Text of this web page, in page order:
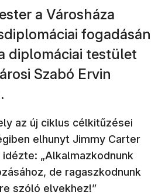
a Városháza
fogadásán
diplomáciai testület
Szabó Ervin
az új ciklus célkitűzései
elhunyt Jimmy Carter
„Alkalmazkodnunk
de ragaszkodnunk
szóló elvekhez!”